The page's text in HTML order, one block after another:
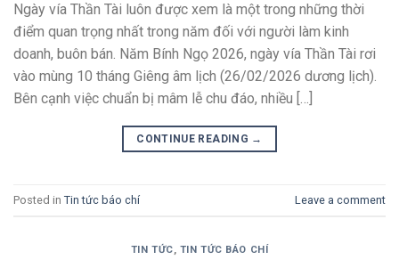
Ngày vía Thần Tài luôn được xem là một trong những thời
điểm quan trọng nhất trong năm đối với người làm kinh
doanh, buôn bán. Năm Bính Ngọ 2026, ngày vía Thần Tài rơi
vào mùng 10 tháng Giêng âm lịch (26/02/2026 dương lịch).
Bên cạnh việc chuẩn bị mâm lễ chu đáo, nhiều […]
CONTINUE READING →
Posted in Tin tức báo chí Leave a comment
TIN TỨC, TIN TỨC BÁO CHÍ